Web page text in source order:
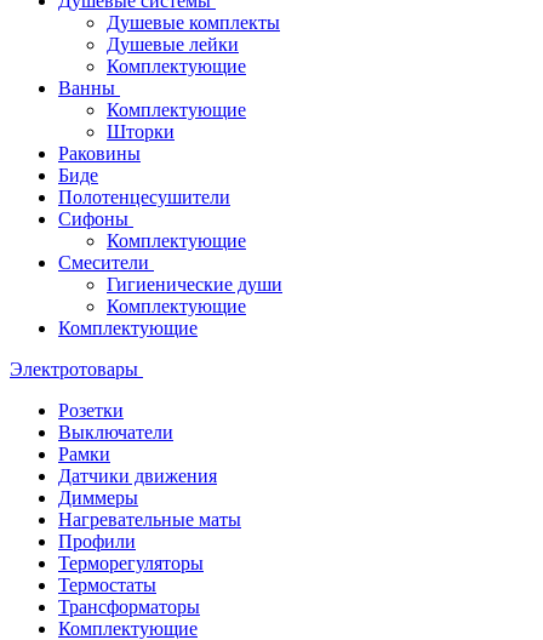
Душевые комплекты
Душевые лейки
Комплектующие
Ванны
Комплектующие
Шторки
Раковины
Биде
Полотенцесушители
Сифоны
Комплектующие
Смесители
Гигиенические души
Комплектующие
Комплектующие
Электротовары
Розетки
Выключатели
Рамки
Датчики движения
Диммеры
Нагревательные маты
Профили
Терморегуляторы
Термостаты
Трансформаторы
Комплектующие